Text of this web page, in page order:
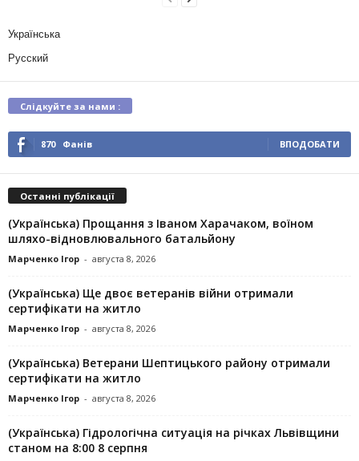
Українська
Русский
Слідкуйте за нами :
870 Фанів ВПОДОБАТИ
Останні публікації
(Українська) Прощання з Іваном Харачаком, воїном
шляхо-відновлювального батальйону
Марченко Ігор - августа 8, 2026
(Українська) Ще двоє ветеранів війни отримали
сертифікати на житло
Марченко Ігор - августа 8, 2026
(Українська) Ветерани Шептицького району отримали
сертифікати на житло
Марченко Ігор - августа 8, 2026
(Українська) Гідрологічна ситуація на річках Львівщини
станом на 8:00 8 серпня